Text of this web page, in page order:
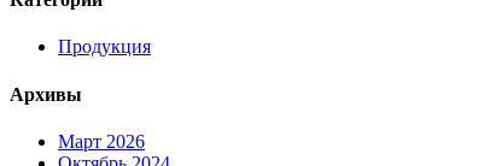
Продукция
Архивы
Март 2026